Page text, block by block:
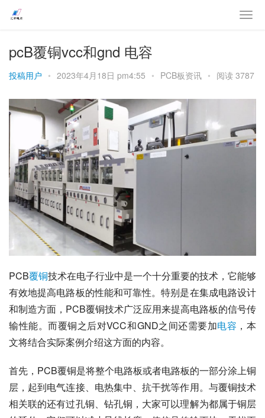
pcB覆铜vcc和gnd 电容
投稿用户 • 2023年4月18日 pm4:55 • PCB板资讯 • 阅读 3787
PCB覆铜技术在电子行业中是一个十分重要的技术，它能够
有效地提高电路板的性能和可靠性。特别是在集成电路设计
和制造方面，PCB覆铜技术广泛应用来提高电路板的信号传
输性能。而覆铜之后对VCC和GND之间还需要加电容 ，本
文将结合实际案例介绍这方面的内容。
首先，PCB覆铜是将整个电路板或者电路板的一部分涂上铜
层，起到电气连接、电热集中、抗干扰等作用。与覆铜技术
相关联的还有过孔铜、钻孔铜，大家可以理解为都属于铜层